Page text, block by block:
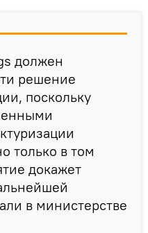
должен
решение
поскольку
только в том
докажет
в министерстве